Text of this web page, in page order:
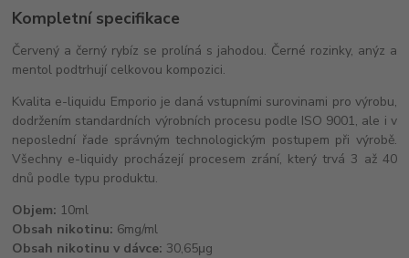
Kompletní specifikace
Červený a černý rybíz se prolíná s jahodou. Černé rozinky, anýz a
mentol podtrhují celkovou kompozici.
Kvalita e-liquidu Emporio je daná vstupními surovinami pro výrobu,
dodržením standardních výrobních procesu podle ISO 9001, ale i v
neposlední řade správným technologickým postupem při výrobě.
Všechny e-liquidy procházejí procesem zrání, který trvá 3 až 40
dnů podle typu produktu.
Objem: 10ml
Obsah nikotinu: 6mg/ml
Obsah nikotinu v dávce: 30,65μg